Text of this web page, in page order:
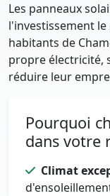
Les panneaux
l'investissement
habitants de
propre électricité,
réduire leur
Pourquoi
dans votre
Climat